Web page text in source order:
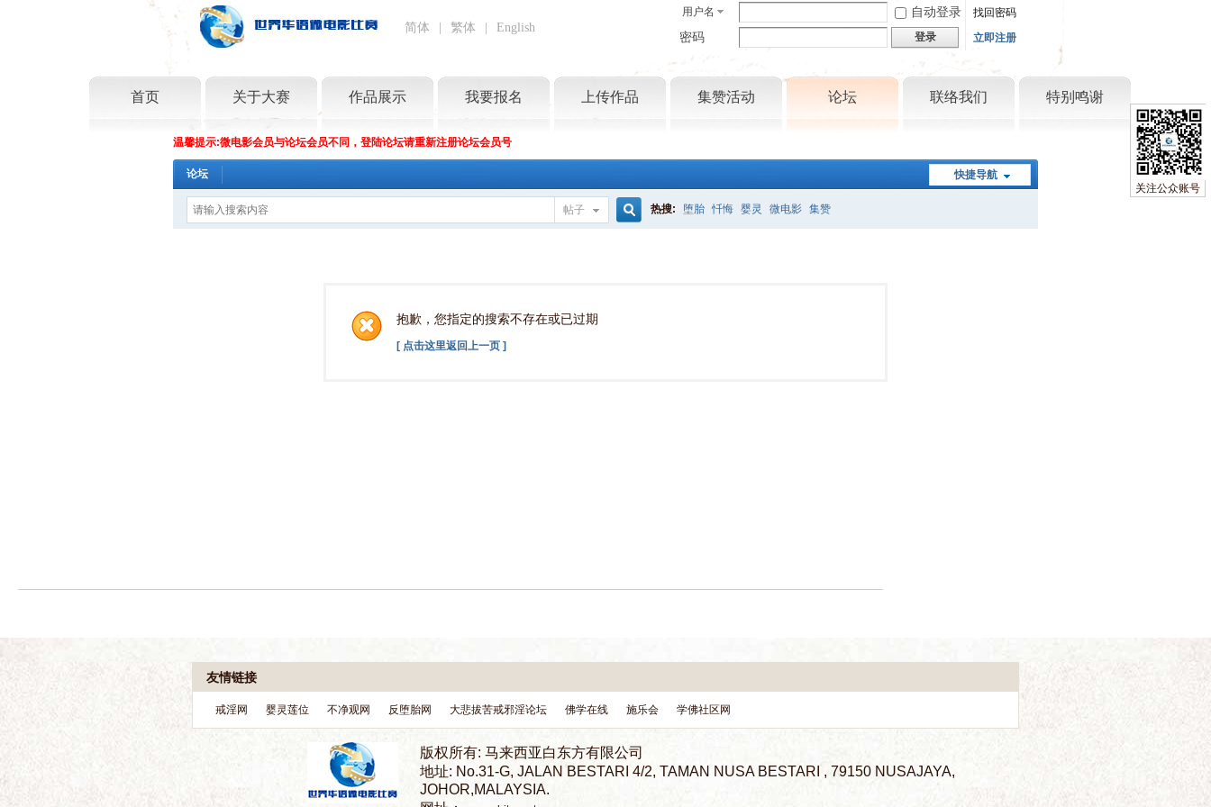
简体 繁体 English
用户名 自动登录 找回密码
密码 登录 立即注册
首页 关于大赛 作品展示 我要报名 上传作品 集赞活动 论坛 联络我们 特别鸣谢
温馨提示:微电影会员与论坛会员不同，登陆论坛请重新注册论坛会员号
快捷导航
论坛
帖子 热搜: 堕胎 忏悔 婴灵 微电影 集赞
抱歉，您指定的搜索不存在或已过期
[ 点击这里返回上一页 ]
关注公众账号